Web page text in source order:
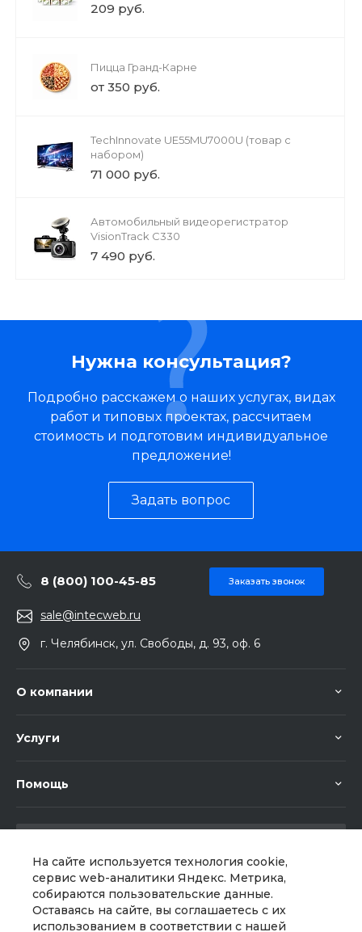
На сайте используется технология cookie,
сервис web-аналитики Яндекс. Метрика,
собираются пользовательские данные.
Оставаясь на сайте, вы соглашаетесь с их
использованием в соответствии с нашей
209 руб.
Пицца Гранд-Карне
от 350 руб.
TechInnovate UE55MU7000U (товар с
набором)
71 000 руб.
Автомобильный видеорегистратор
VisionTrack C330
7 490 руб.
Нужна консультация?
Подробно расскажем о наших услугах, видах
работ и типовых проектах, рассчитаем
стоимость и подготовим индивидуальное
предложение!
Задать вопрос
8 (800) 100-45-85 Заказать звонок
sale@intecweb.ru
г. Челябинск, ул. Свободы, д. 93, оф. 6
О компании
Услуги
Помощь
Мы в соц. сетях